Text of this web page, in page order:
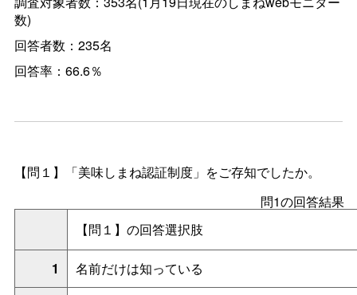
数)
回答者数：235名
回答率：66.6％
【問１】「美味しまね認証制度」をご存知でしたか。
問1の回答結果
【問１】の回答選択肢
1 名前だけは知っている